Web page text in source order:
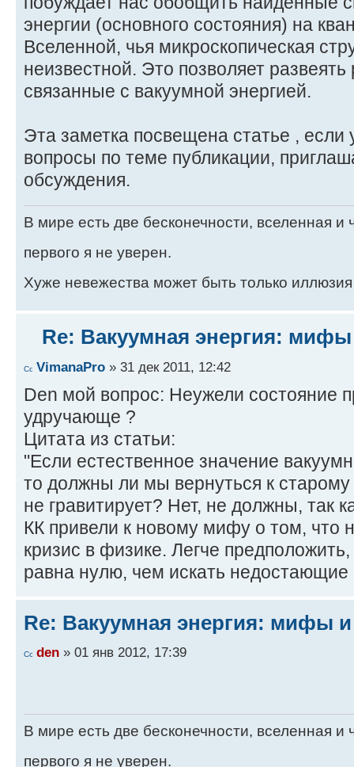
энергии (основного состояния) на
Вселенной, чья микроскопическая
неизвестной. Это позволяет
связанные с вакуумной энергией.
Эта заметка посвещена статье , если
вопроcы по теме публикации,
обсуждения.
В мире есть две бесконечности, вселенная и
первого я не уверен.
Хуже невежества может быть только
Re: Вакуумная энергия:
VimanaPro » 31 дек 2011, 12:42
Den мой вопрос: Неужели состояние
удручающе ?
Цитата из статьи:
"Если естественное значение
то должны ли мы вернуться к
не гравитирует? Нет, не должны, так
КК привели к новому мифу о том, что
кризис в физике. Легче
равна нулю, чем искать недостающие
Re: Вакуумная энергия: мифы
den » 01 янв 2012, 17:39
В мире есть две бесконечности, вселенная и
первого я не уверен.